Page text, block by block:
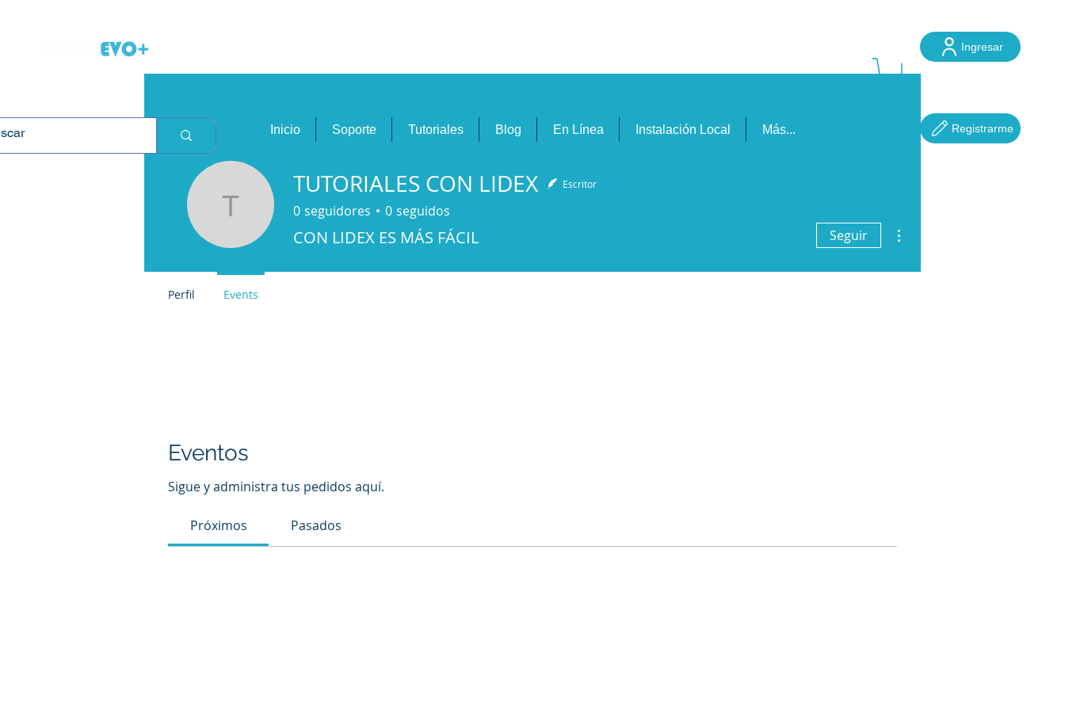
Inicio Soporte Tutoriales Blog En Línea Instalación Local Más...
Ingresar
Registrarme
Eventos
Sigue y administra tus pedidos aquí.
Próximos Pasados
TUTORIALES CON LIDEX
TUTORIALES CON LIDEX Escritor
0 seguidores 0 seguidos
CON LIDEX ES MÁS FÁCIL Seguir
Perfil Events